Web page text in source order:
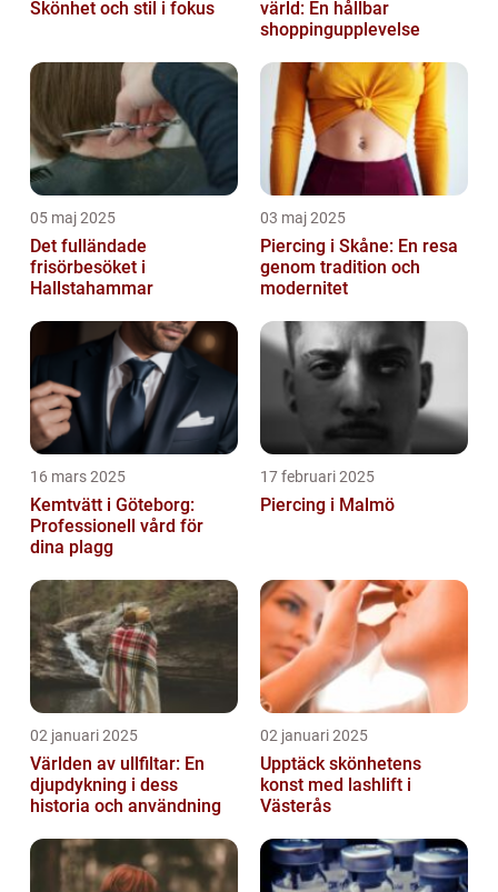
Skönhet och stil i fokus
värld: En hållbar
shoppingupplevelse
05 maj 2025
Det fulländade
frisörbesöket i
Hallstahammar
03 maj 2025
Piercing i Skåne: En resa
genom tradition och
modernitet
16 mars 2025
Kemtvätt i Göteborg:
Professionell vård för
dina plagg
17 februari 2025
Piercing i Malmö
02 januari 2025
Världen av ullfiltar: En
djupdykning i dess
historia och användning
02 januari 2025
Upptäck skönhetens
konst med lashlift i
Västerås